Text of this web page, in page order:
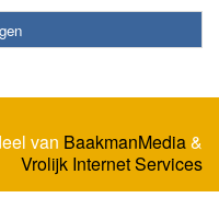
van BaakmanMedia&
Vrolijk Internet Services